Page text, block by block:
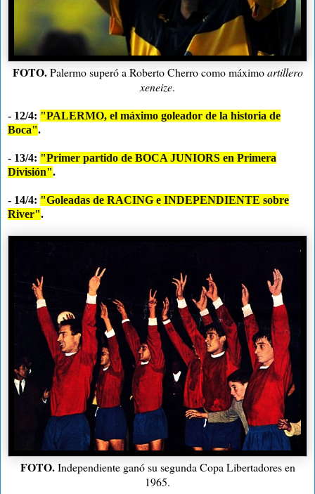
FOTO.Palermo superó a Roberto Cherro como máximoartillero
xeneize.
- 12/4: "PALERMO, el máximo goleador de la historia de
Boca".
- 13/4: "Primer partido de BOCA JUNIORS en Primera
División".
- 14/4: "Goleadas de RACING e INDEPENDIENTE sobre
River".
FOTO.Independiente ganó su segunda Copa Libertadores en
1965.